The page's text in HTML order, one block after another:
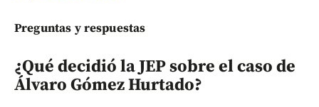
Preguntas y respuestas
¿Qué decidió la JEP sobre el caso de
Álvaro Gómez Hurtado?